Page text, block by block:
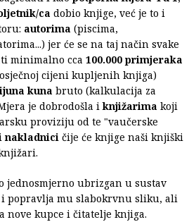
ca dobio knjige, već je to i
autorima (piscima,
jer će se na taj način svake
minimalno cca 100.000 primjeraka
cijeni kupljenih knjiga)
kuna bruto (kalkulacija za
je dobrodošla iknjižarima koji
proviziju od te "vaučerske
inakladnici čije će knjige naši knjiški
jednosmjerno ubrizgan u sustav
i popravlja mu slabokrvnu sliku, ali
nove kupce i čitatelje knjiga.